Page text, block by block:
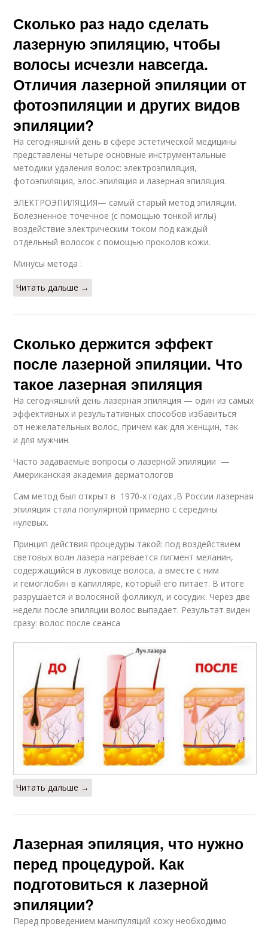
Сколько раз надо сделать
лазерную эпиляцию, чтобы
волосы исчезли навсегда.
Отличия лазерной эпиляции от
фотоэпиляции и других видов
эпиляции?
На сегодняшний день в сфере эстетической медицины
представлены четыре основные инструментальные
методики удаления волос: электроэпиляция,
фотоэпиляция, элос-эпиляция и лазерная эпиляция.
ЭЛЕКТРОЭПИЛЯЦИЯ— самый старый метод эпиляции.
Болезненное точечное (с помощью тонкой иглы)
воздействие электрическим током под каждый
отдельный волосок с помощью проколов кожи.
Минусы метода :
Читать дальше →
Сколько держится эффект
после лазерной эпиляции. Что
такое лазерная эпиляция
На сегодняшний день лазерная эпиляция — один из самых
эффективных и результативных способов избавиться
от нежелательных волос, причем как для женщин, так
и для мужчин.
Часто задаваемые вопросы о лазерной эпиляции —
Американская академия дерматологов
Сам метод был открыт в 1970-х годах ,В России лазерная
эпиляция стала популярной примерно с середины
нулевых.
Принцип действия процедуры такой: под воздействием
световых волн лазера нагревается пигмент меланин,
содержащийся в луковице волоса, а вместе с ним
и гемоглобин в капилляре, который его питает. В итоге
разрушается и волосяной фолликул, и сосудик. Через две
недели после эпиляции волос выпадает. Результат виден
сразу: волос после сеанса
Читать дальше →
Лазерная эпиляция, что нужно
перед процедурой. Как
подготовиться к лазерной
эпиляции?
Перед проведением манипуляций кожу необходимо